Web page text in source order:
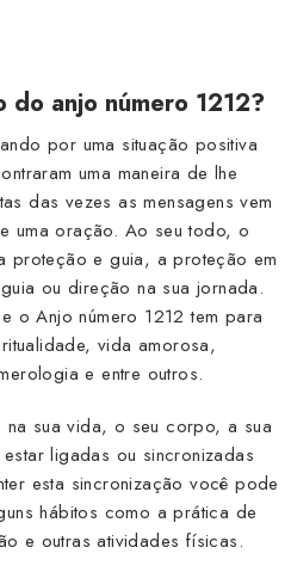
anjo número 1212?
por uma situação positiva
uma maneira de lhe
das vezes as mensagens vem
uma oração. Ao seu todo, o
proteção e guia, a proteção em
ou direção na sua jornada.
o Anjo número 1212 tem para
vida amorosa,
e entre outros.
na sua vida, o seu corpo, a sua
ligadas ou sincronizadas
esta sincronização você pode
hábitos como a prática de
e outras atividades físicas.